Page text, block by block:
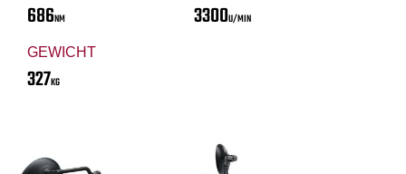
686NM 3300U/MIN
GEWICHT
327KG